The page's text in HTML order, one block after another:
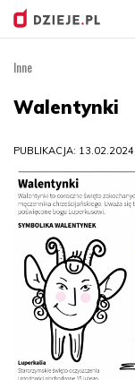
Inne
Walentynki
PUBLIKACJA: 13.02.2024